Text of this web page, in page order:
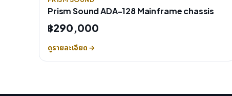
Prism Sound ADA-128 Mainframe chassis
฿290,000
ดูรายละเอียด →